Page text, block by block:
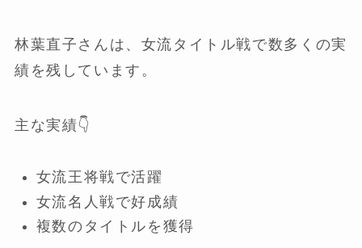
林葉直子さんは、女流タイトル戦で数多くの実
績を残しています。
主な実績👇
女流王将戦で活躍
女流名人戦で好成績
複数のタイトルを獲得